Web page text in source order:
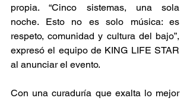
propia. “Cinco sistemas, una sola
noche. Esto no es solo música: es
respeto, comunidad y cultura del bajo”,
expresó el equipo de KING LIFE STAR
al anunciar el evento.
Con una curaduría que exalta lo mejor